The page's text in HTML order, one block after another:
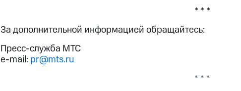
* * *
За дополнительной информацией обращайтесь:
Пресс-служба МТС
e-mail: pr@mts.ru
* * *